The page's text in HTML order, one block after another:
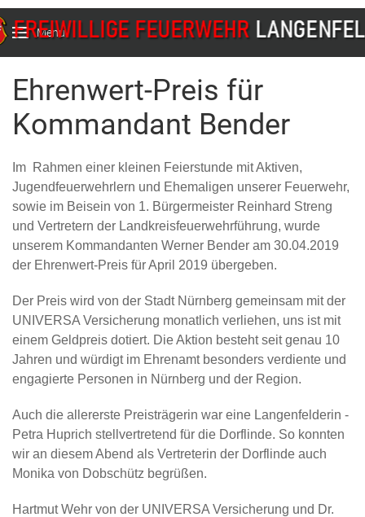
Menu
Ehrenwert-Preis für
Kommandant Bender
Im Rahmen einer kleinen Feierstunde mit Aktiven,
Jugendfeuerwehrlern und Ehemaligen unserer Feuerwehr,
sowie im Beisein von 1. Bürgermeister Reinhard Streng
und Vertretern der Landkreisfeuerwehrführung, wurde
unserem Kommandanten Werner Bender am 30.04.2019
der Ehrenwert-Preis für April 2019 übergeben.
Der Preis wird von der Stadt Nürnberg gemeinsam mit der
UNIVERSA Versicherung monatlich verliehen, uns ist mit
einem Geldpreis dotiert. Die Aktion besteht seit genau 10
Jahren und würdigt im Ehrenamt besonders verdiente und
engagierte Personen in Nürnberg und der Region.
Auch die allererste Preisträgerin war eine Langenfelderin -
Petra Huprich stellvertretend für die Dorflinde. So konnten
wir an diesem Abend als Vertreterin der Dorflinde auch
Monika von Dobschütz begrüßen.
Hartmut Wehr von der UNIVERSA Versicherung und Dr.